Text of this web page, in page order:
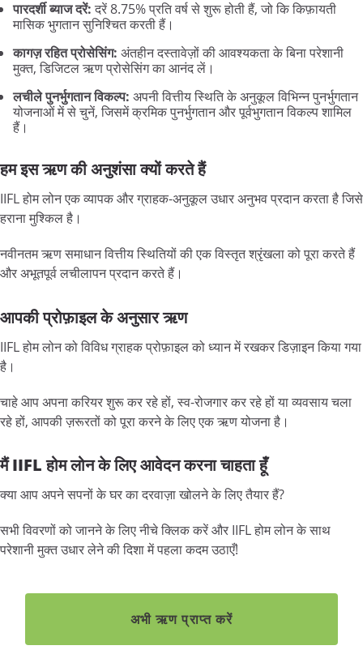
पारदर्शी ब्याज दरें: दरें 8.75% प्रति वर्ष से शुरू होती हैं, जो कि किफ़ायती
मासिक भुगतान सुनिश्चित करती हैं।
कागज़ रहित प्रोसेसिंग: अंतहीन दस्तावेज़ों की आवश्यकता के बिना परेशानी
मुक्त, डिजिटल ऋण प्रोसेसिंग का आनंद लें।
लचीले पुनर्भुगतान विकल्प: अपनी वित्तीय स्थिति के अनुकूल विभिन्न पुनर्भुगतान
योजनाओं में से चुनें, जिसमें क्रमिक पुनर्भुगतान और पूर्वभुगतान विकल्प शामिल
हैं।
हम इस ऋण की अनुशंसा क्यों करते हैं
IIFL होम लोन एक व्यापक और ग्राहक-अनुकूल उधार अनुभव प्रदान करता है जिसे
हराना मुश्किल है।
नवीनतम ऋण समाधान वित्तीय स्थितियों की एक विस्तृत श्रृंखला को पूरा करते हैं
और अभूतपूर्व लचीलापन प्रदान करते हैं।
आपकी प्रोफ़ाइल के अनुसार ऋण
IIFL होम लोन को विविध ग्राहक प्रोफ़ाइल को ध्यान में रखकर डिज़ाइन किया गया
है।
चाहे आप अपना करियर शुरू कर रहे हों, स्व-रोजगार कर रहे हों या व्यवसाय चला
रहे हों, आपकी ज़रूरतों को पूरा करने के लिए एक ऋण योजना है।
मैं IIFL होम लोन के लिए आवेदन करना चाहता हूँ
क्या आप अपने सपनों के घर का दरवाज़ा खोलने के लिए तैयार हैं?
सभी विवरणों को जानने के लिए नीचे क्लिक करें और IIFL होम लोन के साथ
परेशानी मुक्त उधार लेने की दिशा में पहला कदम उठाएँ!
अभी ऋण प्राप्त करें